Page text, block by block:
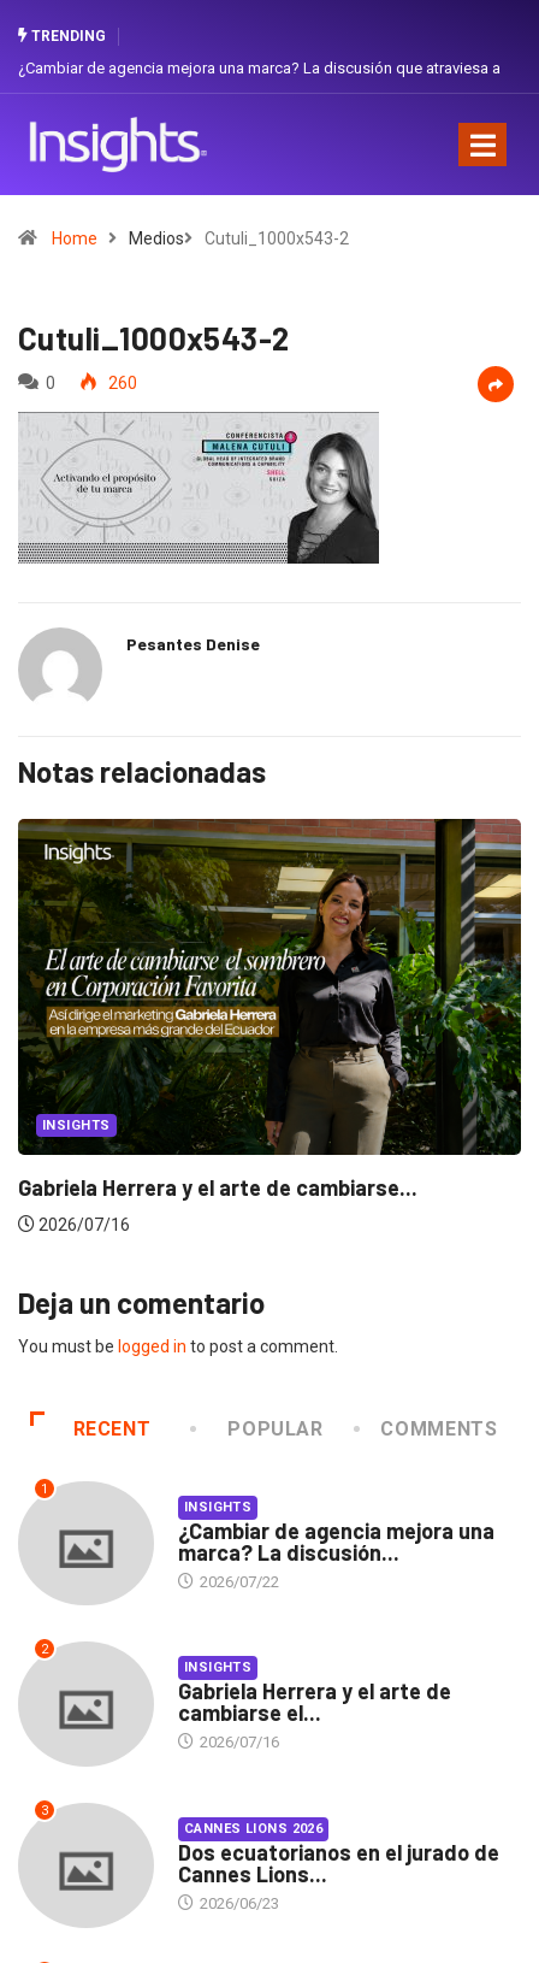
TRENDING
de agencia mejora una marca? La discusión que atraviesa a
Home Medios Cutuli_1000x543-2
Cutuli_1000x543-2
0 260
Pesantes Denise
Notas relacionadas
INSIGHTS
Gabriela Herrera y el arte de cambiarse...
2026/07/16
Deja un comentario
You must be logged in to post a comment.
RECENT POPULAR COMMENTS
1
INSIGHTS
¿Cambiar de agencia mejora una
marca? La discusión...
2026/07/22
2
INSIGHTS
Gabriela Herrera y el arte de
cambiarse el...
2026/07/16
3
CANNES LIONS 2026
Dos ecuatorianos en el jurado de
Cannes Lions...
2026/06/23